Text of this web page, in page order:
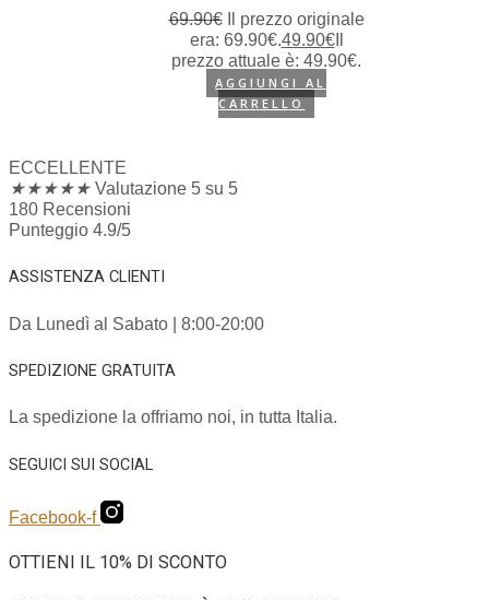
69.90€ Il prezzo originale
era: 69.90€.49.90€Il
prezzo attuale è: 49.90€.
AGGIUNGI AL
CARRELLO
ECCELLENTE
★★★★★ Valutazione 5 su 5
180 Recensioni
Punteggio 4.9/5
ASSISTENZA CLIENTI
Da Lunedì al Sabato | 8:00-20:00
SPEDIZIONE GRATUITA
La spedizione la offriamo noi, in tutta Italia.
SEGUICI SUI SOCIAL
Facebook-f
OTTIENI IL 10% DI SCONTO